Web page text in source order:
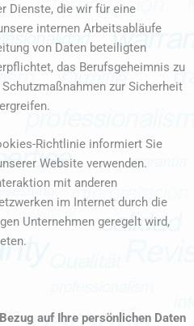
Dienste, die wir für eine
internen Arbeitsabläufe
von Daten beteiligten
das Berufsgeheimnis zu
zur Sicherheit
Richtlinie informiert Sie
Website verwenden.
mit anderen
im Internet durch die
Unternehmen geregelt wird,
auf Ihre persönlichen Daten